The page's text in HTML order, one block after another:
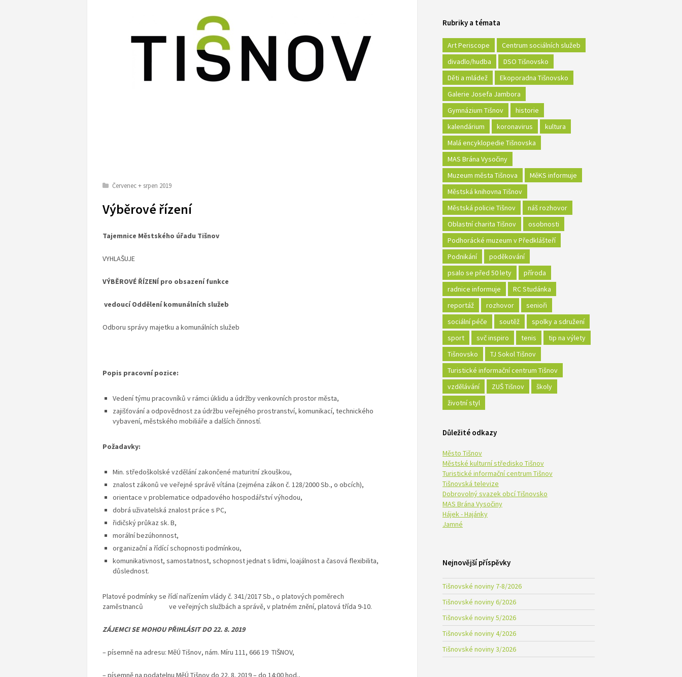
Červenec + srpen 2019
Výběrové řízení
Tajemnice Městského úřadu Tišnov
VYHLAŠUJE
VÝBĚROVÉ ŘÍZENÍpro obsazení funkce
vedoucí Oddělení komunálních služeb
Odboru správy majetku a komunálních služeb
Popis pracovní pozice:
Vedení týmu pracovníků v rámci úklidu a údržby venkovních prostor města,
zajišťování a odpovědnost za údržbu veřejného prostranství, komunikací, technického
vybavení, městského mobiliáře a dalších činností.
Požadavky:
Min. středoškolské vzdělání zakončené maturitní zkouškou,
znalost zákonů ve veřejné správě vítána (zejména zákon č. 128/2000 Sb., o obcích),
orientace v problematice odpadového hospodářství výhodou,
dobrá uživatelská znalost práce s PC,
řidičský průkaz sk. B,
morální bezúhonnost,
organizační a řídící schopnosti podmínkou,
komunikativnost, samostatnost, schopnost jednat s lidmi, loajálnost a časová flexibilita,
důslednost.
Platové podmínky se řídí nařízením vlády č. 341/2017 Sb., o platových poměrech
zaměstnanců ve veřejných službách a správě, v platném znění, platová třída 9-10.
ZÁJEMCI SE MOHOU PŘIHLÁSIT DO 22. 8. 2019
– písemně na adresu: MěÚ Tišnov, nám. Míru 111, 666 19 TIŠNOV,
– písemně na podatelnu MěÚ Tišnov do 22. 8. 2019 – do 14:00 hod.,
Rubriky a témata
Art Periscope
Centrum sociálních služeb
divadlo/hudba
DSO Tišnovsko
Děti a mládež
Ekoporadna Tišnovsko
Galerie Josefa Jambora
Gymnázium Tišnov
historie
kalendárium
koronavirus
kultura
Malá encyklopedie Tišnovska
MAS Brána Vysočiny
Muzeum města Tišnova
MěKS informuje
Městská knihovna Tišnov
Městská policie Tišnov
náš rozhovor
Oblastní charita Tišnov
osobnosti
Podhorácké muzeum v Předklášteří
Podnikání
poděkování
psalo se před 50 lety
příroda
radnice informuje
RC Studánka
reportáž
rozhovor
senioři
sociální péče
soutěž
spolky a sdružení
sport
svč inspiro tenis
tip na výlety
Tišnovsko
TJ Sokol Tišnov
Turistické informační centrum Tišnov
vzdělávání
ZUŠ Tišnov
školy
životní styl
Důležité odkazy
Město Tišnov
Městské kulturní středisko Tišnov
Turistické informační centrum Tišnov
Tišnovská televize
Dobrovolný svazek obcí Tišnovsko
MAS Brána Vysočiny
Hájek - Hajánky
Jamné
Nejnovější příspěvky
Tišnovské noviny 7-8/2026
Tišnovské noviny 6/2026
Tišnovské noviny 5/2026
Tišnovské noviny 4/2026
Tišnovské noviny 3/2026